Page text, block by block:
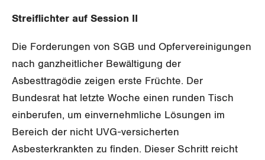
Arbeitssicherheit und Gesundheitsschutz
Geld und Währung
Aussenwirtschaft
SOZIALPOLITIK
AHV
Berufliche Vorsorge
CORONA-VIRUS
Streiflichter auf Session II
Die Forderungen von SGB und Opfervereinigungen
nach ganzheitlicher Bewältigung der
Asbesttragödie zeigen erste Früchte. Der
Bundesrat hat letzte Woche einen runden Tisch
einberufen, um einvernehmliche Lösungen im
Bereich der nicht UVG-versicherten
Asbesterkrankten zu finden. Dieser Schritt reicht